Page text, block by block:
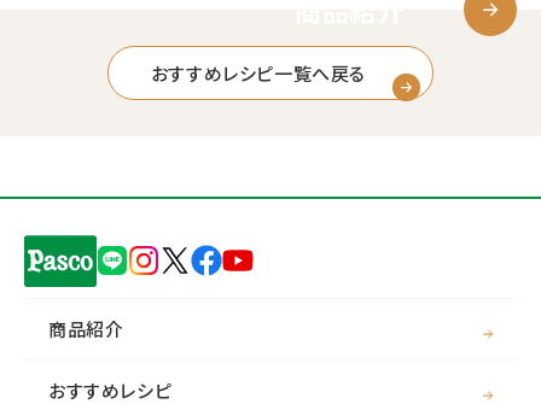
おすすめレシピ一覧へ戻る
商品紹介
おすすめレシピ